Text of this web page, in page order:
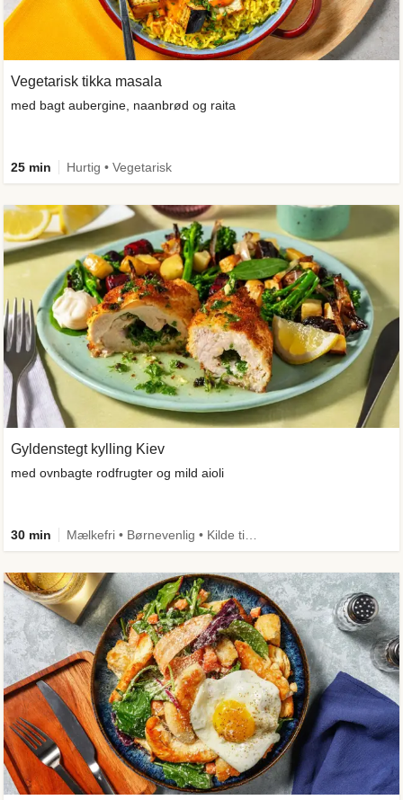
Vegetarisk tikka masala
med bagt aubergine, naanbrød og raita
25 min Hurtig • Vegetarisk
Gyldenstegt kylling Kiev
med ovnbagte rodfrugter og mild aioli
30 min